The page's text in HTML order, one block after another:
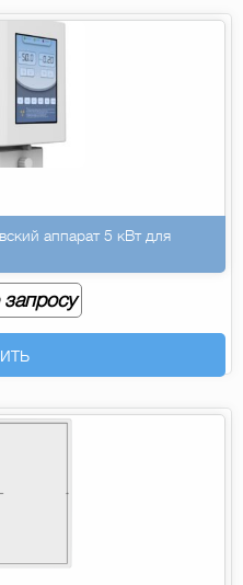
аппарат 5 кВт для